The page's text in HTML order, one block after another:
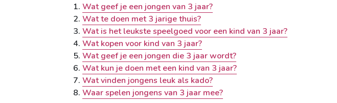
Wat geef je een jongen van 3 jaar?
Wat te doen met 3 jarige thuis?
Wat is het leukste speelgoed voor een kind van 3 jaar?
Wat kopen voor kind van 3 jaar?
Wat geef je een jongen die 3 jaar wordt?
Wat kun je doen met een kind van 3 jaar?
Wat vinden jongens leuk als kado?
Waar spelen jongens van 3 jaar mee?